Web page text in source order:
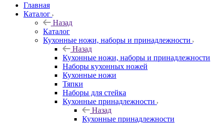
Главная
Каталог
Назад
Каталог
Кухонные ножи, наборы и принадлежности
Назад
Кухонные ножи, наборы и принадлежности
Наборы кухонных ножей
Кухонные ножи
Тяпки
Наборы для стейка
Кухонные принадлежности
Назад
Кухонные принадлежности